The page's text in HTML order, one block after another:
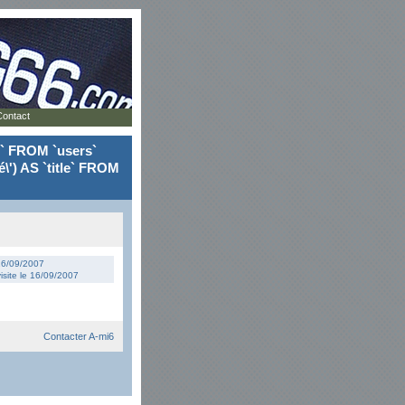
FROM `users`
AS `title` FROM
09/2007
le 16/09/2007
Contacter A-mi6